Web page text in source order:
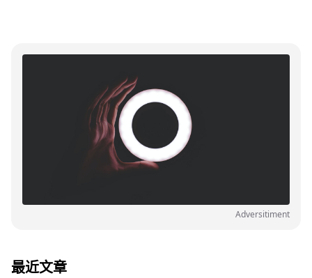
Adversitiment
最近文章